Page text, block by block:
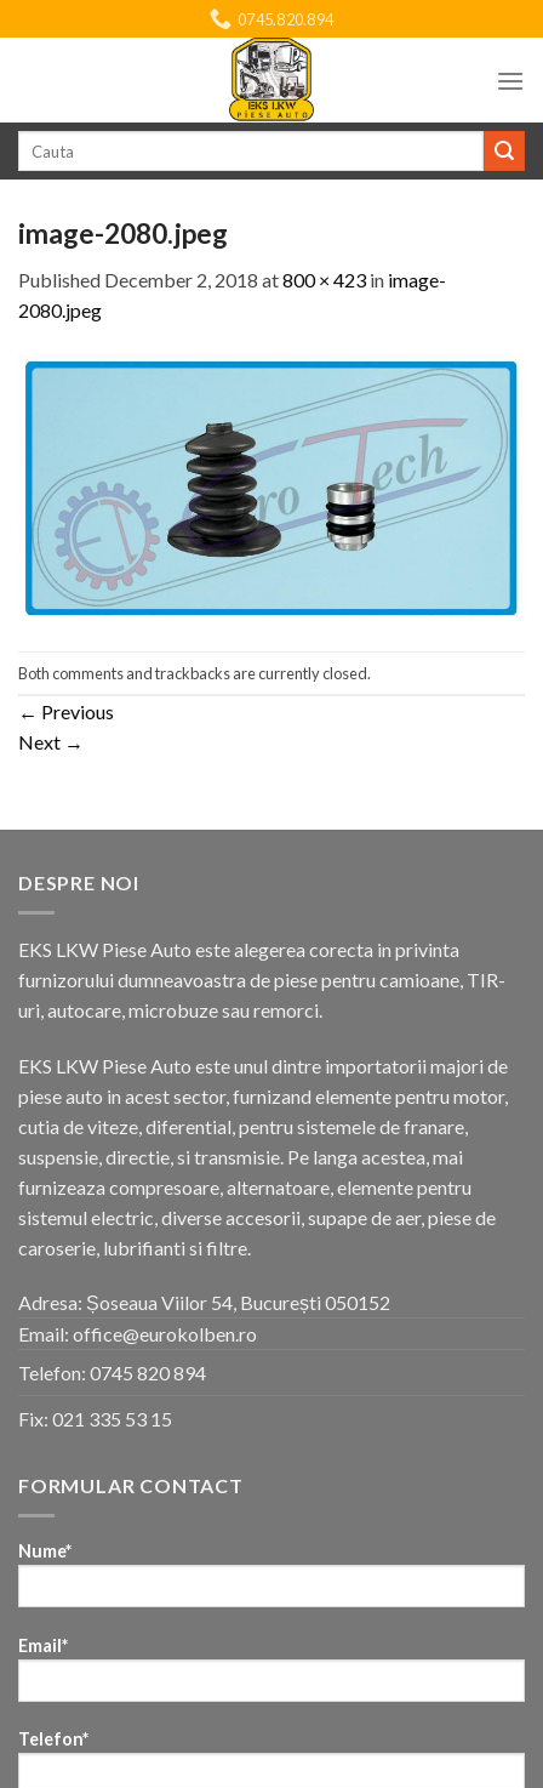
to
0745.820.894
image-2080.jpeg
Published December 2, 2018 at800 × 423 in image-
2080.jpeg
Both comments and trackbacks are currently closed.
← Previous
Next →
DESPRE NOI
EKS LKW Piese Auto este alegerea corecta in privinta
furnizorului dumneavoastra de piese pentru camioane, TIR-
uri, autocare, microbuze sau remorci.
EKS LKW Piese Auto este unul dintre importatorii majori de
piese auto in acest sector, furnizand elemente pentru motor,
cutia de viteze, diferential, pentru sistemele de franare,
suspensie, directie, si transmisie. Pe langa acestea, mai
furnizeaza compresoare, alternatoare, elemente pentru
sistemul electric, diverse accesorii, supape de aer, piese de
caroserie, lubrifianti si filtre.
Adresa: Șoseaua Viilor 54, București 050152
Email: office@eurokolben.ro
Telefon: 0745 820 894
Fix: 021 335 53 15
FORMULAR CONTACT
Nume*
Email*
Telefon*